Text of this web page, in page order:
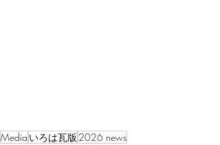
Media いろは瓦版 2026 news